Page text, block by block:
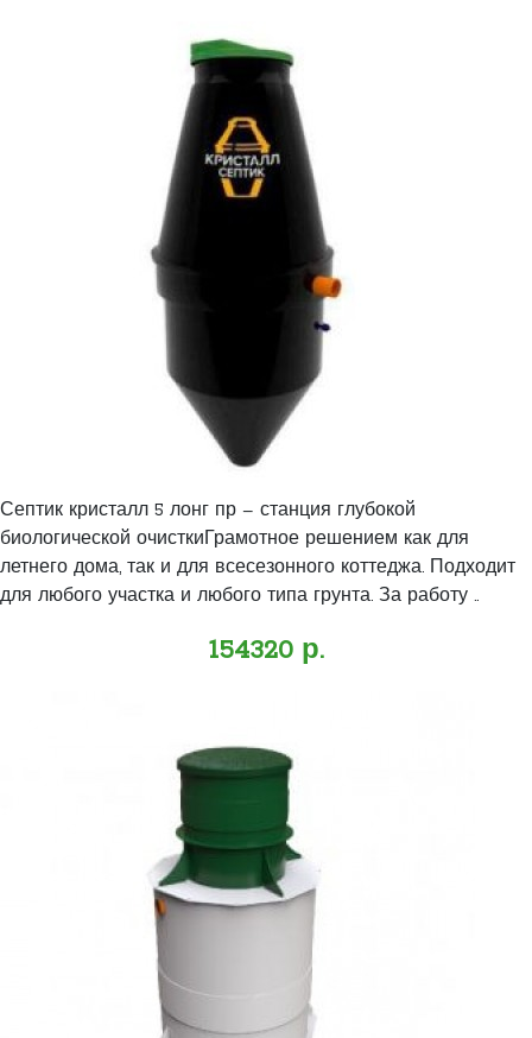
Септик кристалл 5 лонг пр – станция глубокой
биологической очисткиГрамотное решением как для
летнего дома, так и для всесезонного коттеджа. Подходит
для любого участка и любого типа грунта. За работу ..
154320 р.